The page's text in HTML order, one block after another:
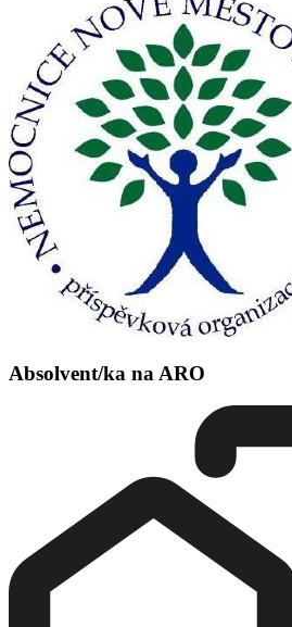
Absolvent/ka na ARO